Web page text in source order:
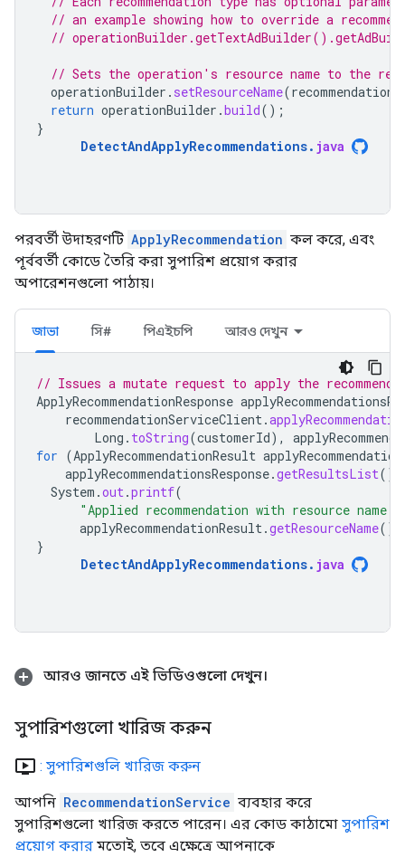
// an example showing how to override a
//
// Sets the operation's resource name to the
operationBuilder . setResourceName(recommendation
return operationBuilder .build();
}
DetectAndApplyRecommendations. java
পরবর্তী উদাহরণটি ApplyRecommendation কল করে, এবং
পূর্ববর্তী কোডে তৈরি করা সুপারিশ প্রয়োগ করার
অপারেশনগুলো পাঠায়।
জাভা সি# পিএইচপি আরও দেখুন
// Issues a mutate request to apply the
ApplyRecommendationResponse
recommendationServiceClient.
Long . toString(customerId),
for (ApplyRecommendationResult
applyRecommendationsResponse.getResultsList())
System .out.printf(
"Applied recommendation with resource
applyRecommendationResult.getResourceName
}
DetectAndApplyRecommendations. java
আরও জানতে এই ভিডিওগুলো দেখুন।
সুপারিশগুলো খারিজ করুন
ondemand_video : সুপারিশগুলি খারিজ করুন
আপনি RecommendationService ব্যবহার করে
সুপারিশগুলো খারিজ করতে পারেন। এর কোড কাঠামো সুপারিশ
প্রয়োগ করার মতোই, তবে এক্ষেত্রে আপনাকে